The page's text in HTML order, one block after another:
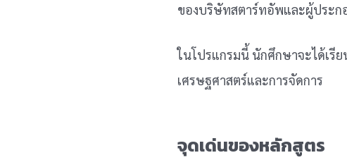
ของบริษัทสตาร์ทอัพและผู้ประก
ในโปรแกรมนี้ นักศึกษาจะได้เรี
เศรษฐศาสตร์และการจัดการ
จุดเด่นของหลักสูตร